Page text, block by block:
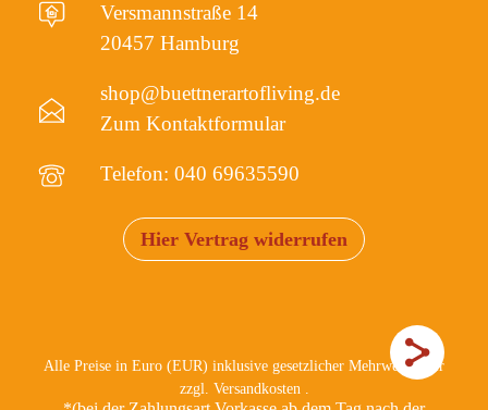
Versmannstraße 14
20457 Hamburg
shop@buettnerartofliving.de
Zum Kontaktformular
Telefon: 040 69635590
Hier Vertrag widerrufen
Alle Preise in Euro (EUR) inklusive gesetzlicher Mehrwertsteuer
zzgl. Versandkosten